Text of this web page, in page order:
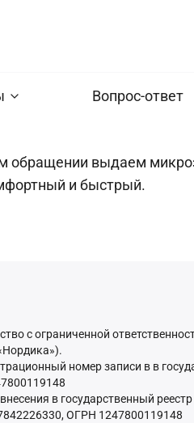
Вопрос-ответ
выдаем
и быстрый.
с ограниченной
номер записи в в
в государственный
ОГРН 1247800119148